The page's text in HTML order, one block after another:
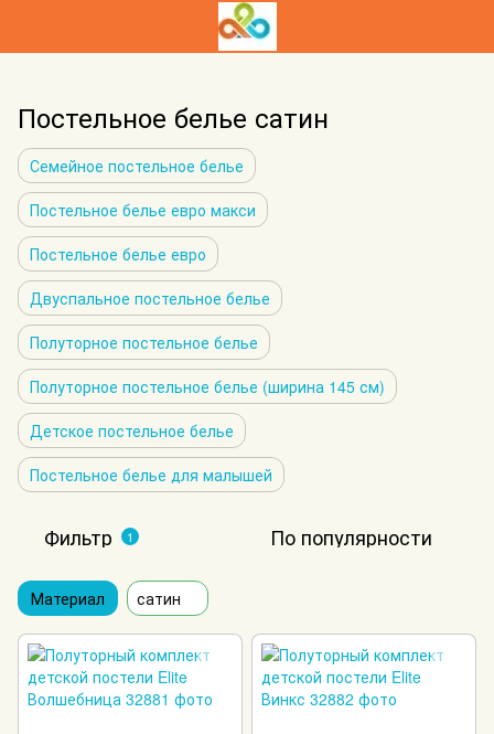
Постельное белье сатин
Семейное постельное белье
Постельное белье евро макси
Постельное белье евро
Двуспальное постельное белье
Полуторное постельное белье
Полуторное постельное белье (ширина 145 см)
Детское постельное белье
Постельное белье для малышей
Фильтр 1 По популярности
Материал сатин